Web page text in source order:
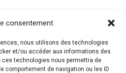
consentement
nous utilisons des technologies
et/ou accéder aux informations des
ces technologies nous permettra de
comportement de navigation ou les ID
: